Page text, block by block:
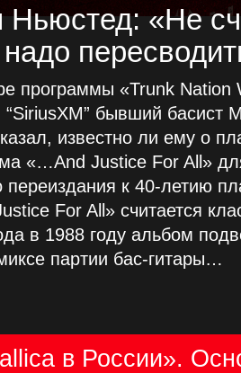
Ньюстед: «Не
надо
программы «Trunk Nation
“SiriusXM” бывший басист
известно ли ему о
«…And Justice For All»
переиздания к 40-летию
For All» считается
в 1988 году альбом
партии бас-гитары…
в России».